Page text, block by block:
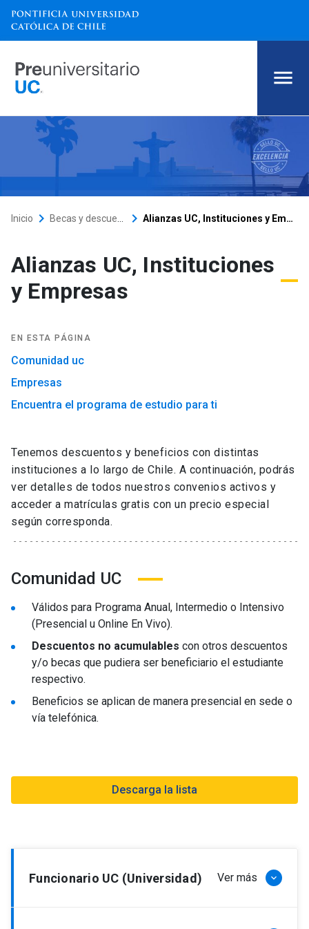
Alianzas UC, Instituciones y
Inicio keyboard_arrow_right keyboard_arrow_right Alianzas UC, Instituciones y Empresas
Alianzas UC, Instituciones
y Empresas
Tenemos descuentos y beneficios con distintas
instituciones a lo largo de Chile. A continuación, podrás
ver detalles de todos nuestros convenios activos y
acceder a matrículas gratis con un precio especial
según corresponda.
Comunidad UC
Válidos para Programa Anual, Intermedio o Intensivo
(Presencial u Online En Vivo).
Descuentos no acumulables con otros descuentos
y/o becas que pudiera ser beneficiario el estudiante
respectivo.
Beneficios se aplican de manera presencial en sede o
vía telefónica.
Descarga la lista
Funcionario UC (Universidad) Ver más keyboard_arrow_down
EN ESTA PÁGINA
Comunidad uc
Empresas
Encuentra el programa de estudio para ti